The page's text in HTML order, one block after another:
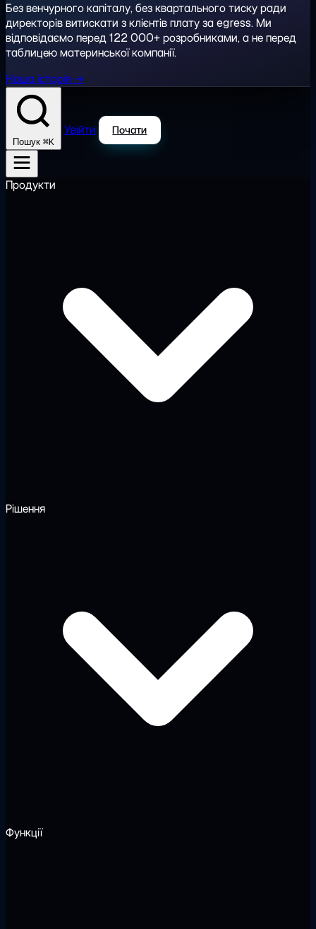
Без венчурного капіталу, без квартального тиску ради
директорів витискати з клієнтів плату за egress. Ми
відповідаємо перед 122 000+ розробниками, а не перед
таблицею материнської компанії.
Наша історія →
Пошук ⌘K
Увійти Почати
Продукти
Рішення
Функції